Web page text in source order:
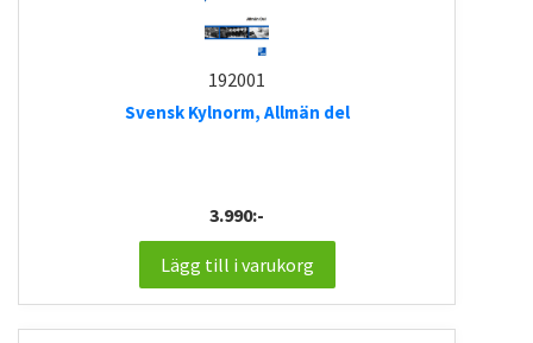
192001
Svensk Kylnorm, Allmän del
3.990:-
Lägg till i varukorg